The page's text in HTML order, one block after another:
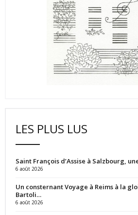
LES PLUS LUS
Saint François d’Assise à Salzbourg,
6 août 2026
Un consternant Voyage à Reims à la
Bartoli…
6 août 2026